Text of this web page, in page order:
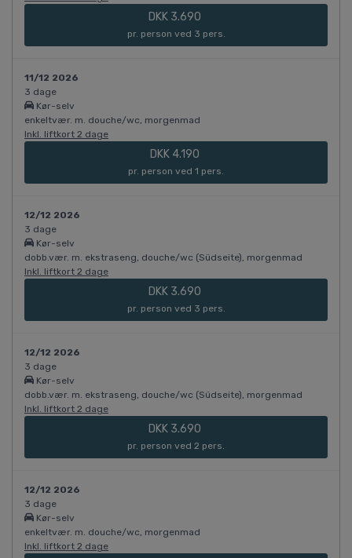
DKK 3.690
pr. person ved 3 pers.
11/12 2026
3 dage
Kør-selv
enkeltvær. m. douche/wc, morgenmad
Inkl. liftkort 2 dage
DKK 4.190
pr. person ved 1 pers.
12/12 2026
3 dage
Kør-selv
dobb.vær. m. ekstraseng, douche/wc (Südseite), morgenmad
Inkl. liftkort 2 dage
DKK 3.690
pr. person ved 3 pers.
12/12 2026
3 dage
Kør-selv
dobb.vær. m. ekstraseng, douche/wc (Südseite), morgenmad
Inkl. liftkort 2 dage
DKK 3.690
pr. person ved 2 pers.
12/12 2026
3 dage
Kør-selv
enkeltvær. m. douche/wc, morgenmad
Inkl. liftkort 2 dage